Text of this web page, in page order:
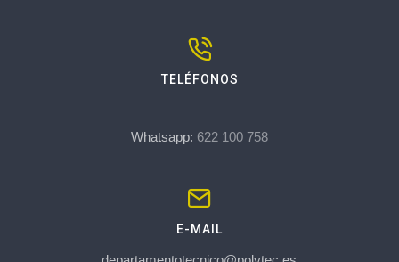
TELÉFONOS
Whatsapp: 622 100 758
E-MAIL